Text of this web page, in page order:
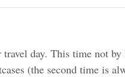
travel day. This time not
(the second time is